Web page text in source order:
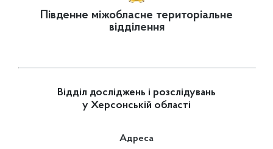
Південне міжобласне територіальне
відділення
Відділ досліджень і розслідувань
у Херсонській області
Адреса